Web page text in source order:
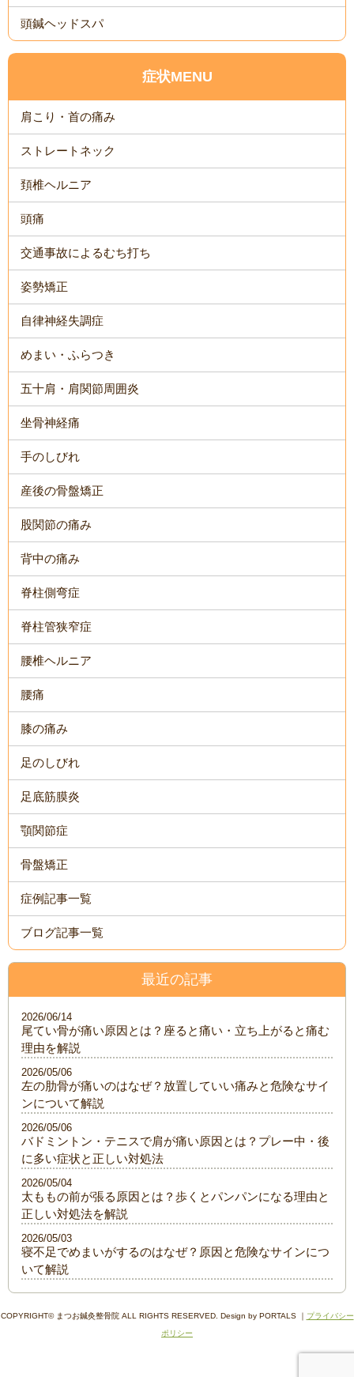
頭鍼ヘッドスパ
症状MENU
肩こり・首の痛み
ストレートネック
頚椎ヘルニア
頭痛
交通事故によるむち打ち
姿勢矯正
自律神経失調症
めまい・ふらつき
五十肩・肩関節周囲炎
坐骨神経痛
手のしびれ
産後の骨盤矯正
股関節の痛み
背中の痛み
脊柱側弯症
脊柱管狭窄症
腰椎ヘルニア
腰痛
膝の痛み
足のしびれ
足底筋膜炎
顎関節症
骨盤矯正
症例記事一覧
ブログ記事一覧
最近の記事
尾てい骨が痛い原因とは？座ると痛い・立ち上がると痛む
理由を解説
2026/06/14
左の肋骨が痛いのはなぜ？放置していい痛みと危険なサイ
ンについて解説
2026/05/06
バドミントン・テニスで肩が痛い原因とは？プレー中・後
に多い症状と正しい対処法
2026/05/06
太ももの前が張る原因とは？歩くとパンパンになる理由と
正しい対処法を解説
2026/05/04
寝不足でめまいがするのはなぜ？原因と危険なサインにつ
いて解説
2026/05/03
COPYRIGHT© まつお鍼灸整骨院 ALL RIGHTS RESERVED. Design by PORTALS ｜ プライバシー
ポリシー